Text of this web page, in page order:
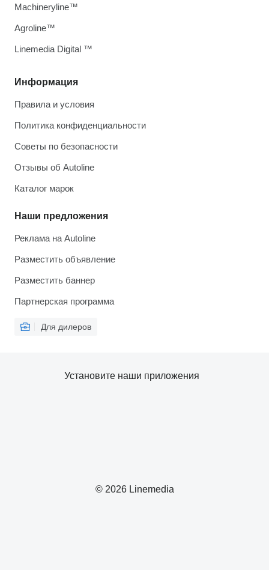
Информация
Правила и условия
Политика конфиденциальности
Советы по безопасности
Отзывы об Autoline
Каталог марок
Наши предложения
Реклама на Autoline
Разместить объявление
Разместить баннер
Партнерская программа
Для дилеров
Machineryline™
Agroline™
Linemedia Digital ™
© 2026 Linemedia
Установите наши приложения